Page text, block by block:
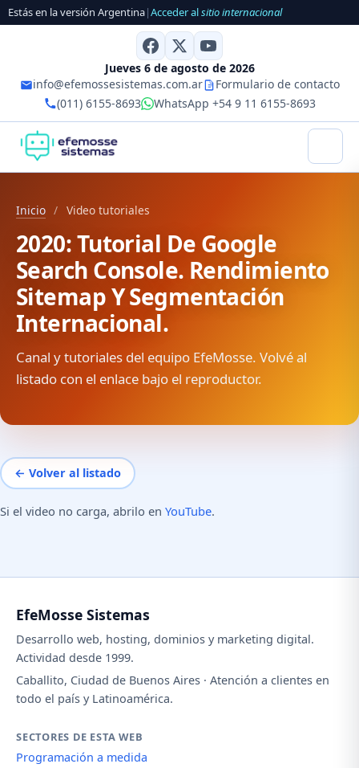
Estás en la versión Argentina|Acceder alsitio internacional
Jueves 6 de agosto de 2026
info@efemossesistemas.com.ar
Formulario de contacto
(011) 6155-8693
WhatsApp +54 9 11 6155-8693
Inicio / Video tutoriales
2020: Tutorial De Google
Search Console. Rendimiento
Sitemap Y Segmentación
Internacional.
Canal y tutoriales del equipo EfeMosse. Volvé al
listado con el enlace bajo el reproductor.
← Volver al listado
Si el video no carga, abrilo en YouTube.
EfeMosse Sistemas
Desarrollo web, hosting, dominios y marketing digital.
Actividad desde 1999.
Caballito, Ciudad de Buenos Aires · Atención a clientes en
todo el país y Latinoamérica.
SECTORES DE ESTA WEB
Programación a medida